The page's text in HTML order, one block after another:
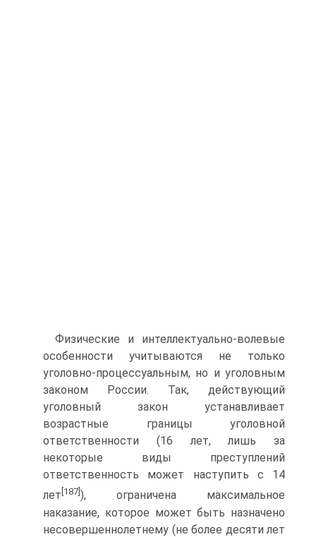
Физические и интеллектуально‑волевые
особенности учитываются не только
уголовно‑процессуальным, но и уголовным
законом России. Так, действующий
уголовный закон устанавливает
возрастные границы уголовной
ответственности (16 лет, лишь за
некоторые виды преступлений
ответственность может наступить с 14
лет [187] ), ограничена максимальное
наказание, которое может быть назначено
несовершеннолетнему (не более десяти лет